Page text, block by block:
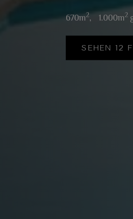
670m2, 1.000m2
SEHEN 12